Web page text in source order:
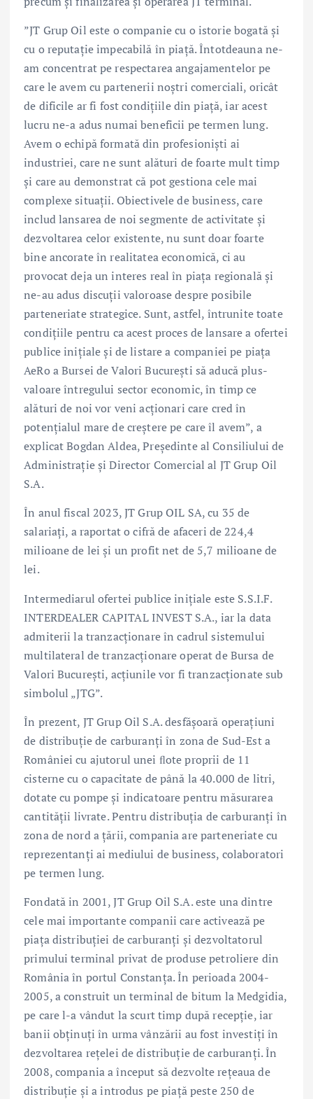
”JT Grup Oil este o companie cu o istorie bogată și
cu o reputație impecabilă în piață. Întotdeauna ne-
am concentrat pe respectarea angajamentelor pe
care le avem cu partenerii noștri comerciali, oricât
de dificile ar fi fost condițiile din piață, iar acest
lucru ne-a adus numai beneficii pe termen lung.
Avem o echipă formată din profesioniști ai
industriei, care ne sunt alături de foarte mult timp
și care au demonstrat că pot gestiona cele mai
complexe situații. Obiectivele de business, care
includ lansarea de noi segmente de activitate și
dezvoltarea celor existente, nu sunt doar foarte
bine ancorate în realitatea economică, ci au
provocat deja un interes real în piața regională și
ne-au adus discuții valoroase despre posibile
parteneriate strategice. Sunt, astfel, întrunite toate
condițiile pentru ca acest proces de lansare a ofertei
publice inițiale și de listare a companiei pe piața
AeRo a Bursei de Valori București să aducă plus-
valoare întregului sector economic, în timp ce
alături de noi vor veni acționari care cred în
potențialul mare de creștere pe care îl avem”, a
explicat Bogdan Aldea, Președinte al Consiliului de
Administrație și Director Comercial al JT Grup Oil
S.A.
În anul fiscal 2023, JT Grup OIL SA, cu 35 de
salariați, a raportat o cifră de afaceri de 224,4
milioane de lei și un profit net de 5,7 milioane de
lei.
Intermediarul ofertei publice inițiale este S.S.I.F.
INTERDEALER CAPITAL INVEST S.A., iar la data
admiterii la tranzacționare în cadrul sistemului
multilateral de tranzacționare operat de Bursa de
Valori București, acțiunile vor fi tranzacționate sub
simbolul „JTG”.
În prezent, JT Grup Oil S.A. desfășoară operațiuni
de distribuție de carburanți în zona de Sud-Est a
României cu ajutorul unei ﬂote proprii de 11
cisterne cu o capacitate de până la 40.000 de litri,
dotate cu pompe și indicatoare pentru măsurarea
cantității livrate. Pentru distribuția de carburanți în
zona de nord a țării, compania are parteneriate cu
reprezentanți ai mediului de business, colaboratori
pe termen lung.
Fondată in 2001, JT Grup Oil S.A. este una dintre
cele mai importante companii care activează pe
piața distribuției de carburanți și dezvoltatorul
primului terminal privat de produse petroliere din
România în portul Constanța. În perioada 2004-
2005, a construit un terminal de bitum la Medgidia,
pe care l-a vândut la scurt timp după recepție, iar
banii obținuți în urma vânzării au fost investiți în
dezvoltarea rețelei de distribuție de carburanți. În
2008, compania a început să dezvolte rețeaua de
distribuție și a introdus pe piață peste 250 de